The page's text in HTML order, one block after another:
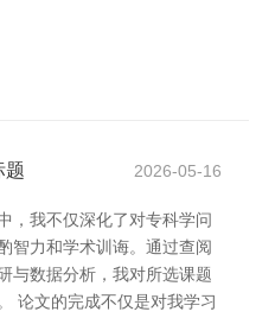
题 2026-05-16
，我不仅深化了对专科学问
智力和学术训诲。通过查阅
与数据分析，我对所选课题
论文的完成不仅是对我学习